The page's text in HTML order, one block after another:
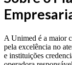
A Unimed é a maior
pela excelência no
e instituições